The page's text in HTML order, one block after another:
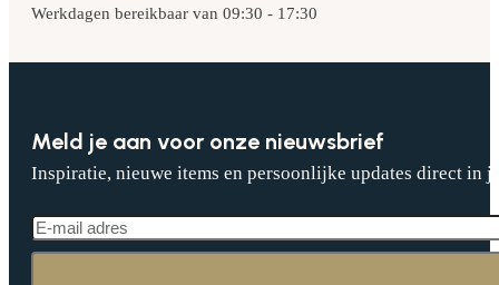
Werkdagen bereikbaar van 09:30 - 17:30
Meld je aan voor onze nieuwsbrief
Inspiratie, nieuwe items en persoonlijke updates direct in